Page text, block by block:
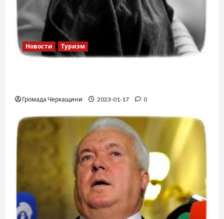
Новости Туризм
Громада Черкащини 2023-01-17 0